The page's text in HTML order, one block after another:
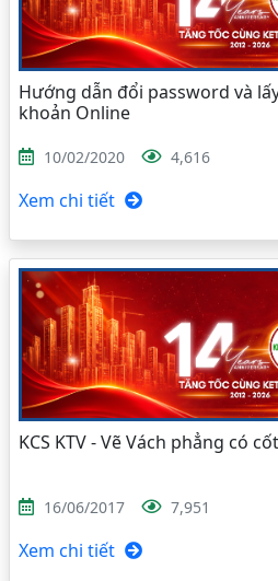
Hướng dẫn đổi password và
khoản Online
10/02/2020 4,616
Xem chi tiết
KCS KTV - Vẽ Vách phẳng có
16/06/2017 7,951
Xem chi tiết